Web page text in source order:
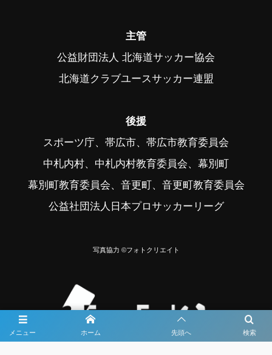
メニュー 検索
ホーム 先頭へ
主管
公益財団法人 北海道サッカー協会
北海道クラブユースサッカー連盟
後援
スポーツ庁、帯広市、帯広市教育委員会
中札内村、中札内村教育委員会、幕別町
幕別町教育委員会、音更町、音更町教育委員会
公益社団法人日本プロサッカーリーグ
写真協力 ©フォトクリエイト